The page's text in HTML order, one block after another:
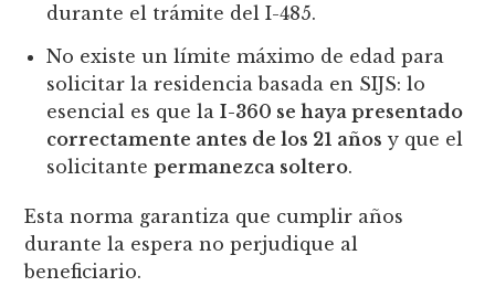
durante el trámite del I-485.
No existe un límite máximo de edad para
solicitar la residencia basada en SIJS: lo
esencial es que laI-360 se haya presentado
correctamente antes de los 21 años y que el
solicitantepermanezca soltero.
Esta norma garantiza que cumplir años
durante la espera no perjudique al
beneficiario.